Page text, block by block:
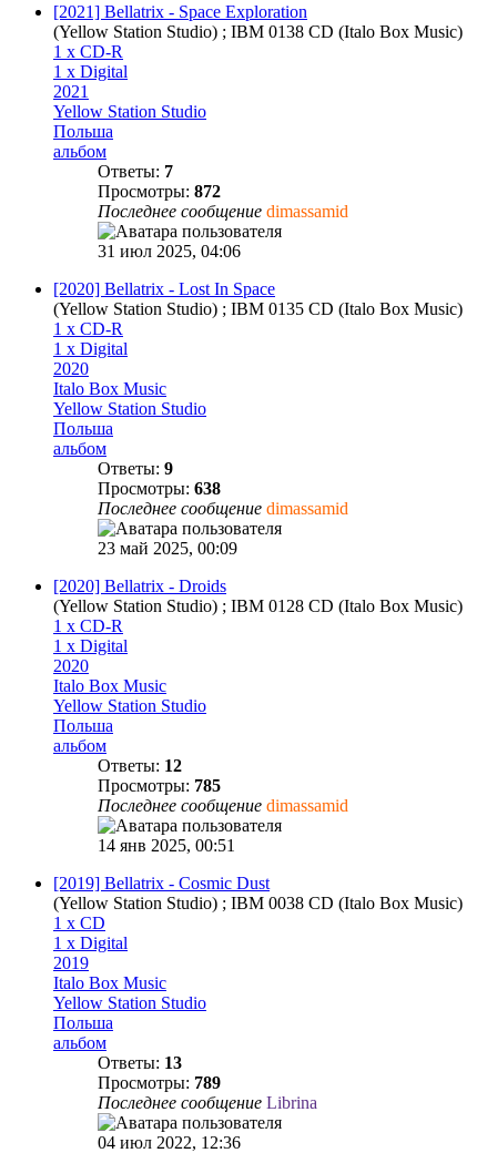
[2021] Bellatrix - Space Exploration
(Yellow Station Studio) ; IBM 0138 CD (Italo Box Music)
1 x CD-R
1 x Digital
2021
Yellow Station Studio
Польша
альбом
Ответы: 7
Просмотры: 872
Последнее сообщение dimassamid
31 июл 2025, 04:06
[2020] Bellatrix - Lost In Space
(Yellow Station Studio) ; IBM 0135 CD (Italo Box Music)
1 x CD-R
1 x Digital
2020
Italo Box Music
Yellow Station Studio
Польша
альбом
Ответы: 9
Просмотры: 638
Последнее сообщение dimassamid
23 май 2025, 00:09
[2020] Bellatrix - Droids
(Yellow Station Studio) ; IBM 0128 CD (Italo Box Music)
1 x CD-R
1 x Digital
2020
Italo Box Music
Yellow Station Studio
Польша
альбом
Ответы: 12
Просмотры: 785
Последнее сообщение dimassamid
14 янв 2025, 00:51
[2019] Bellatrix - Cosmic Dust
(Yellow Station Studio) ; IBM 0038 CD (Italo Box Music)
1 x CD
1 x Digital
2019
Italo Box Music
Yellow Station Studio
Польша
альбом
Ответы: 13
Просмотры: 789
Последнее сообщение Librina
04 июл 2022, 12:36